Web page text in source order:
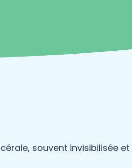
souvent invisibilisée